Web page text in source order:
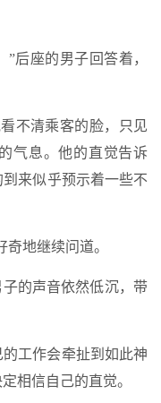
后座的男子回答着，
不清乘客的脸，只见
气息。他的直觉告诉
来似乎预示着一些不
地继续问道。
的声音依然低沉，带
工作会牵扯到如此神
相信自己的直觉。